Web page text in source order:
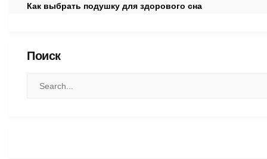
Как выбрать подушку для здорового сна
Поиск